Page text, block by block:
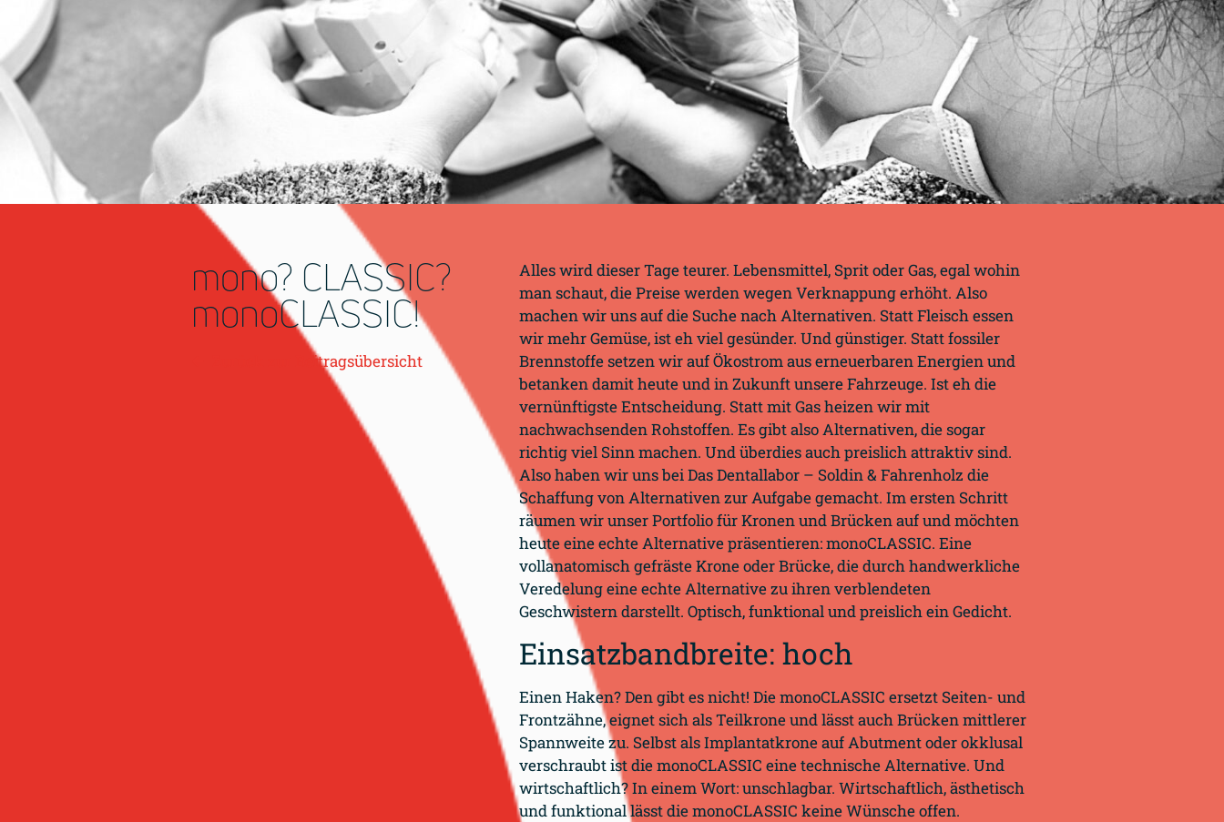
mono? CLASSIC?
monoCLASSIC!
Zurück zur Beitragsübersicht
Alles wird dieser Tage teurer. Lebensmittel, Sprit oder Gas, egal wohin
man schaut, die Preise werden wegen Verknappung erhöht. Also
machen wir uns auf die Suche nach Alternativen. Statt Fleisch essen
wir mehr Gemüse, ist eh viel gesünder. Und günstiger. Statt fossiler
Brennstoffe setzen wir auf Ökostrom aus erneuerbaren Energien und
betanken damit heute und in Zukunft unsere Fahrzeuge. Ist eh die
vernünftigste Entscheidung. Statt mit Gas heizen wir mit
nachwachsenden Rohstoffen. Es gibt also Alternativen, die sogar
richtig viel Sinn machen. Und überdies auch preislich attraktiv sind.
Also haben wir uns bei Das Dentallabor – Soldin & Fahrenholz die
Schaffung von Alternativen zur Aufgabe gemacht. Im ersten Schritt
räumen wir unser Portfolio für Kronen und Brücken auf und möchten
heute eine echte Alternative präsentieren: monoCLASSIC. Eine
vollanatomisch gefräste Krone oder Brücke, die durch handwerkliche
Veredelung eine echte Alternative zu ihren verblendeten
Geschwistern darstellt. Optisch, funktional und preislich ein Gedicht.
Einsatzbandbreite: hoch
Einen Haken? Den gibt es nicht! Die monoCLASSIC ersetzt Seiten- und
Frontzähne, eignet sich als Teilkrone und lässt auch Brücken mittlerer
Spannweite zu. Selbst als Implantatkrone auf Abutment oder okklusal
verschraubt ist die monoCLASSIC eine technische Alternative. Und
wirtschaftlich? In einem Wort: unschlagbar. Wirtschaftlich, ästhetisch
und funktional lässt die monoCLASSIC keine Wünsche offen.